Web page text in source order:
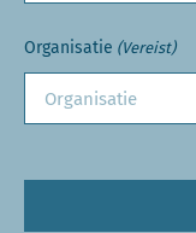
Organisatie (Vereist)